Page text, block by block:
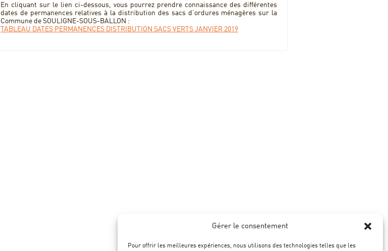
Gérer le consentement
Pour offrir les meilleures expériences, nous utilisons des technologies telles que les
En cliquant sur le lien ci-dessous, vous pourrez prendre connaissance des différentes
dates de permanences relatives à la distribution des sacs d’ordures ménagères sur la
Commune de SOULIGNE-SOUS-BALLON :
TABLEAU DATES PERMANENCES DISTRIBUTION SACS VERTS JANVIER 2019